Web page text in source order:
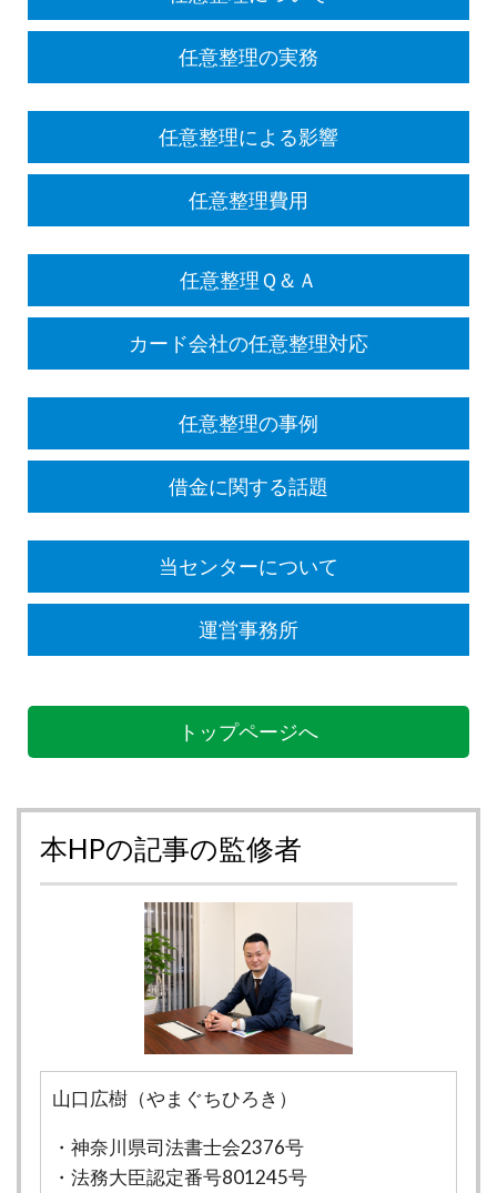
任意整理の実務
任意整理による影響
任意整理費用
任意整理Ｑ＆Ａ
カード会社の任意整理対応
任意整理の事例
借金に関する話題
当センターについて
運営事務所
トップページへ
本HPの記事の監修者
山口広樹（やまぐちひろき）
・神奈川県司法書士会2376号
・法務大臣認定番号801245号